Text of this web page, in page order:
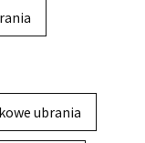
ubrania